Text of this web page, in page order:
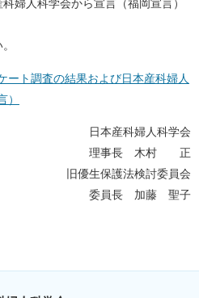
婦人科学会から宣言（福岡宣言）
ート調査の結果および日本産科婦人
）
日本産科婦人科学会
理事長 木村 正
旧優生保護法検討委員会
委員長 加藤 聖子